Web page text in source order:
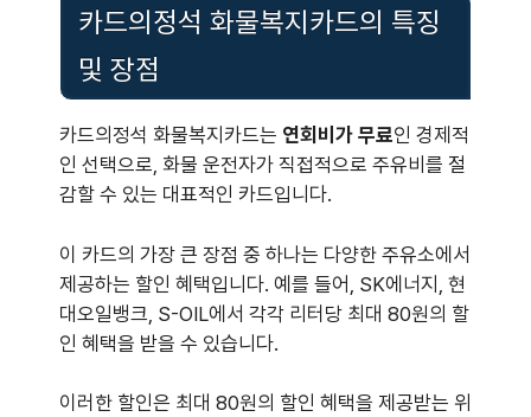
카드의정석 화물복지카드의 특징
및 장점
카드의정석 화물복지카드는 연회비가 무료인 경제적
인 선택으로, 화물 운전자가 직접적으로 주유비를 절
감할 수 있는 대표적인 카드입니다.
이 카드의 가장 큰 장점 중 하나는 다양한 주유소에서
제공하는 할인 혜택입니다. 예를 들어, SK에너지, 현
대오일뱅크, S-OIL에서 각각 리터당 최대 80원의 할
인 혜택을 받을 수 있습니다.
이러한 할인은 최대 80원의 할인 혜택을 제공받는 위